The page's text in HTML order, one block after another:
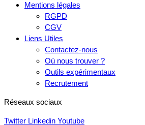
Mentions légales
RGPD
CGV
Liens Utiles
Contactez-nous
Où nous trouver ?
Outils expérimentaux
Recrutement
Réseaux sociaux
Twitter Linkedin Youtube